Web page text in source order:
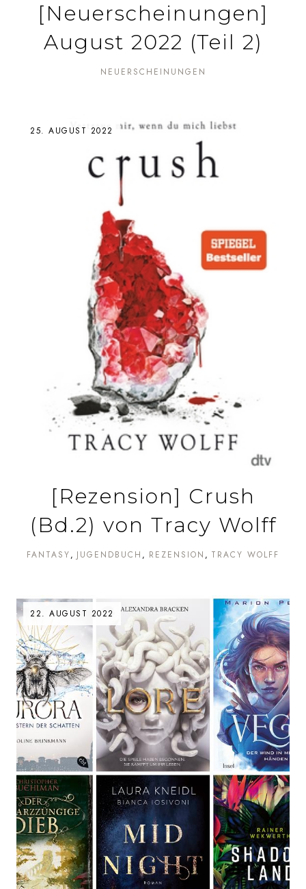
[Neuerscheinungen]
August 2022 (Teil 2)
NEUERSCHEINUNGEN
25. AUGUST 2022
[Rezension] Crush
(Bd.2) von Tracy Wolff
FANTASY JUGENDBUCH REZENSION TRACY WOLFF
22. AUGUST 2022